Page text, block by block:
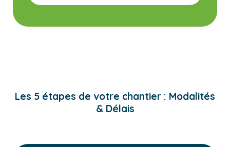
Les 5 étapes de votre chantier : Modalités
& Délais